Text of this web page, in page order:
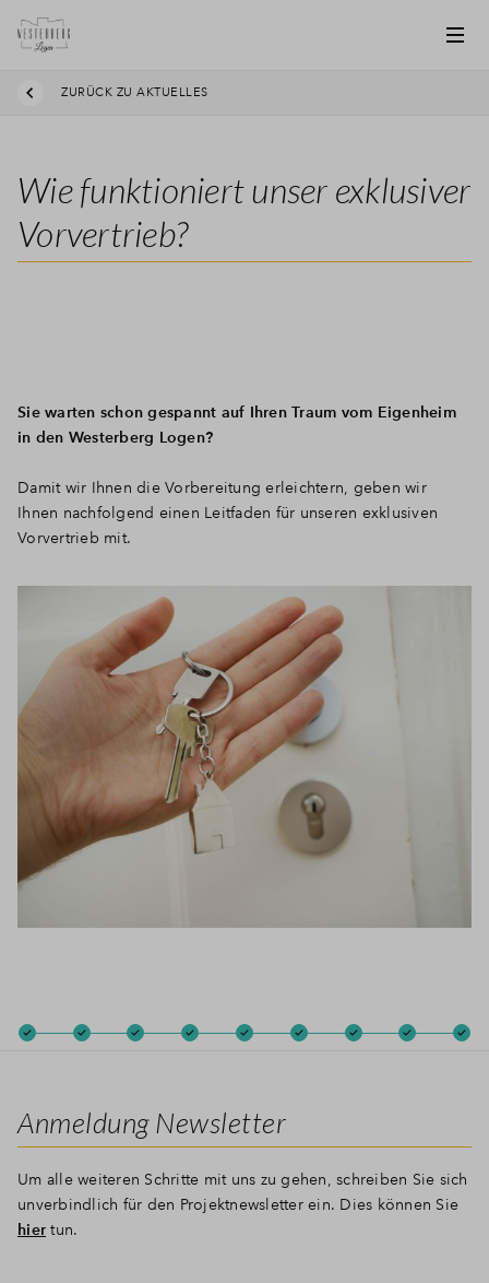
ZURÜCK ZU AKTUELLES
Wie funktioniert unser exklusiver
Vorvertrieb?
Sie warten schon gespannt auf Ihren Traum vom Eigenheim
in den Westerberg Logen?
Damit wir Ihnen die Vorbereitung erleichtern, geben wir
Ihnen nachfolgend einen Leitfaden für unseren exklusiven
Vorvertrieb mit.
Anmeldung Newsletter
Um alle weiteren Schritte mit uns zu gehen, schreiben Sie sich
unverbindlich für den Projektnewsletter ein. Dies können Sie
hier tun.